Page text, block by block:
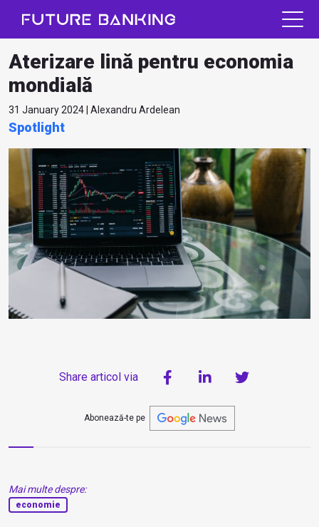
Aterizare lină pentru economia
mondială
31 January 2024 | Alexandru Ardelean
Spotlight
Share articol via
Abonează-te pe
Mai multe despre:
economie